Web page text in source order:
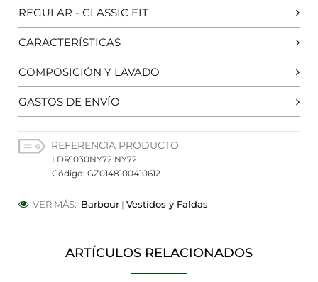
REGULAR - CLASSIC FIT
CARACTERÍSTICAS
COMPOSICIÓN Y LAVADO
GASTOS DE ENVÍO
REFERENCIA PRODUCTO
LDR1030NY72 NY72
Código: GZ0148100410612
VER MÁS: Barbour | Vestidos y Faldas
ARTÍCULOS RELACIONADOS
Estas cookies son necesarias para que el sitio web
funcione y no se pueden desactivar en nuestros
sistemas. Puede configurar su navegador para bloquear
o alertar sobre estas cookies, pero alguna áreas del sitio
no funcionarán. Estas cookies no almacenan ninguna
información de identificación personal.
Cookies de rendimiento y analíticas
Estas cookies nos permiten contar las visitas y fuentes de
tráfico para poder evaluar el rendimiento de nuestro sitio
o menos visitadas, y cómo los visitantes navegan por el
agregada y, por lo tanto, es anónima.
Estas cookies permiten a la página web recordar